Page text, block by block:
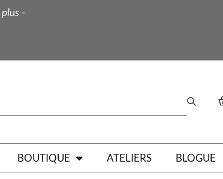
-
BOUTIQUE ATELIERS BLOGUE